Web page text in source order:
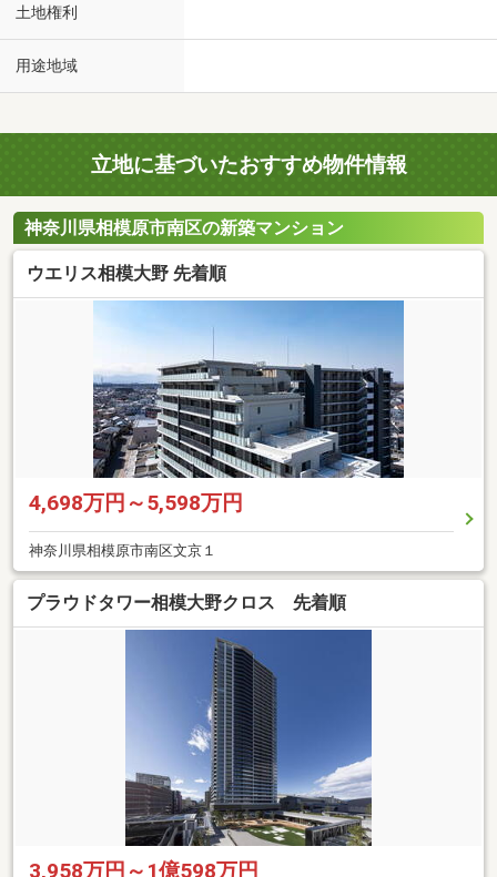
土地権利
用途地域
立地に基づいたおすすめ物件情報
神奈川県相模原市南区の新築マンション
ウエリス相模大野 先着順
4,698万円～5,598万円
神奈川県相模原市南区文京１
プラウドタワー相模大野クロス 先着順
3,958万円～1億598万円